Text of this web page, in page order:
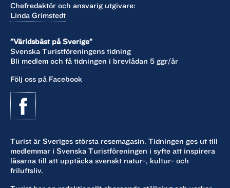
Chefredaktör och ansvarig utgivare:
Linda Grimstedt
”Världsbäst på Sverige”
Svenska Turistföreningens tidning
Bli medlem och få tidningen i brevlådan 5 ggr/år
Följ oss på Facebook
Turist är Sveriges största resemagasin. Tidningen ges ut till
medlemmar i Svenska Turistföreningen i syfte att inspirera
läsarna till att upptäcka svenskt natur-, kultur- och
friluftsliv.